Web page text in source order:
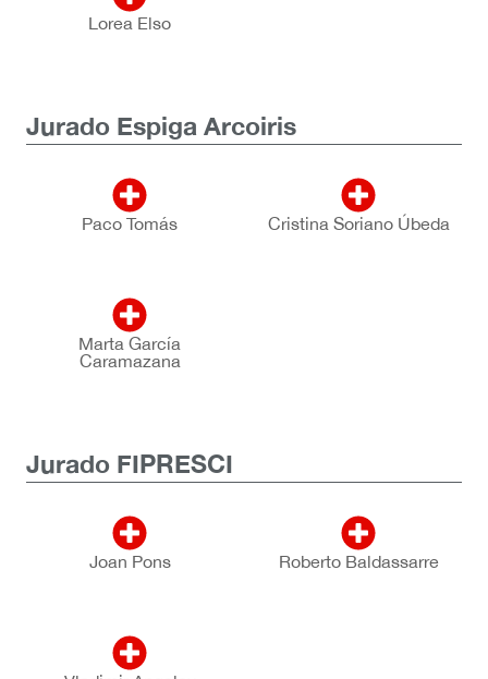
Lorea Elso
Jurado Espiga Arcoiris
Paco Tomás Cristina Soriano Úbeda
Marta García
Caramazana
Jurado FIPRESCI
Joan Pons Roberto Baldassarre